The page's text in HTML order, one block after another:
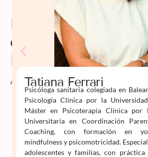
Profesorado
de
Psiko
Aprende
Tatiana Ferrari
Psicóloga sanitaria colegiada en
Psicología Clínica por la
Máster en Psicoterapia Clínica por
Universitaria en Coordinación
Coaching, con formación en
mindfulness y psicomotricidad.
adolescentes y familias, con